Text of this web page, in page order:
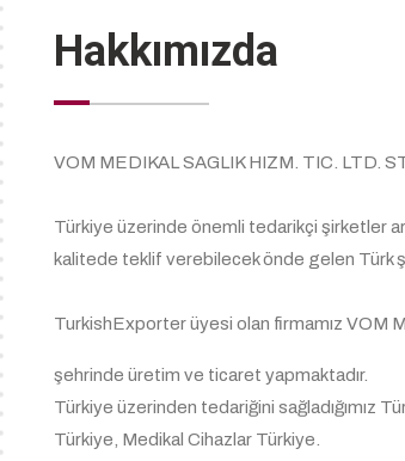
Hakkımızda
VOM MEDIKAL SAGLIK HIZM. TIC. LTD.
Türkiye üzerinde önemli tedarikçi şirketler
kalitede teklif verebilecek önde gelen Türk
TurkishExporter üyesi olan firmamız VOM
şehrinde üretim ve ticaret yapmaktadır.
Türkiye üzerinden tedariğini sağladığımız
Türkiye, Medikal Cihazlar Türkiye.